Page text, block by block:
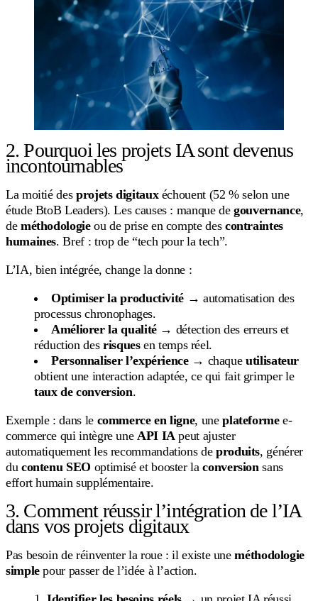
2. Pourquoi les projets IA sont devenus
incontournables
La moitié des projets digitauxéchouent (52 % selon une
étude BtoB Leaders). Les causes : manque degouvernance,
de méthodologieou de prise en compte des contraintes
humaines. Bref : trop de “tech pour la tech”.
L’IA, bien intégrée, change la donne :
Optimiser la productivité → automatisation des
processus chronophages.
Améliorer la qualité→ détection des erreurs et
réduction des risquesen temps réel.
Personnaliser l’expérience→ chaqueutilisateur
obtient une interaction adaptée, ce qui fait grimper le
taux de conversion.
Exemple : dans le commerce en ligne, uneplateformee-
commerce qui intègre une API IA peut ajuster
automatiquement les recommandations de produits, générer
du contenu SEO optimisé et booster laconversion sans
effort humain supplémentaire.
3. Comment réussir l’intégration de l’IA
dans vos projets digitaux
Pas besoin de réinventer la roue : il existe uneméthodologie
simplepour passer de l’idée à l’action.